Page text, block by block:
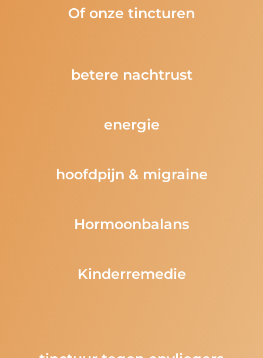
Of onze tincturen
betere nachtrust
energie
hoofdpijn & migraine
Hormoonbalans
Kinderremedie